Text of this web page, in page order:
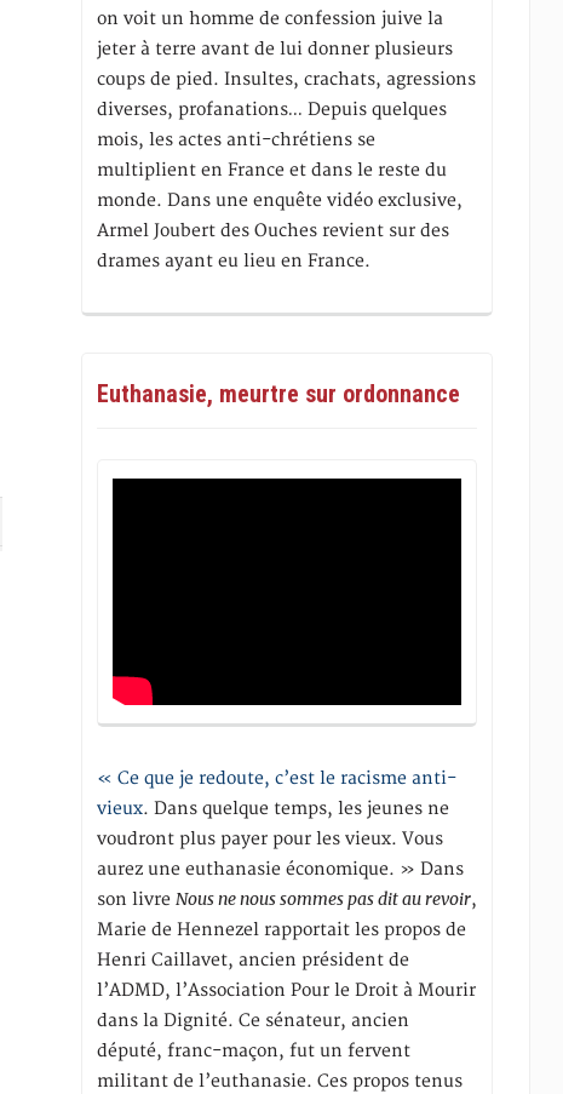
on voit un homme de confession juive la
jeter à terre avant de lui donner plusieurs
coups de pied. Insultes, crachats, agressions
diverses, profanations… Depuis quelques
mois, les actes anti-chrétiens se
multiplient en France et dans le reste du
monde. Dans une enquête vidéo exclusive,
Armel Joubert des Ouches revient sur des
drames ayant eu lieu en France.
Euthanasie, meurtre sur ordonnance
« Ce que je redoute, c’est le racisme anti-
vieux. Dans quelque temps, les jeunes ne
voudront plus payer pour les vieux. Vous
aurez une euthanasie économique. » Dans
son livreNous ne nous sommes pas dit au revoir,
Marie de Hennezel rapportait les propos de
Henri Caillavet, ancien président de
l’ADMD, l’Association Pour le Droit à Mourir
dans la Dignité. Ce sénateur, ancien
député, franc-maçon, fut un fervent
militant de l’euthanasie. Ces propos tenus